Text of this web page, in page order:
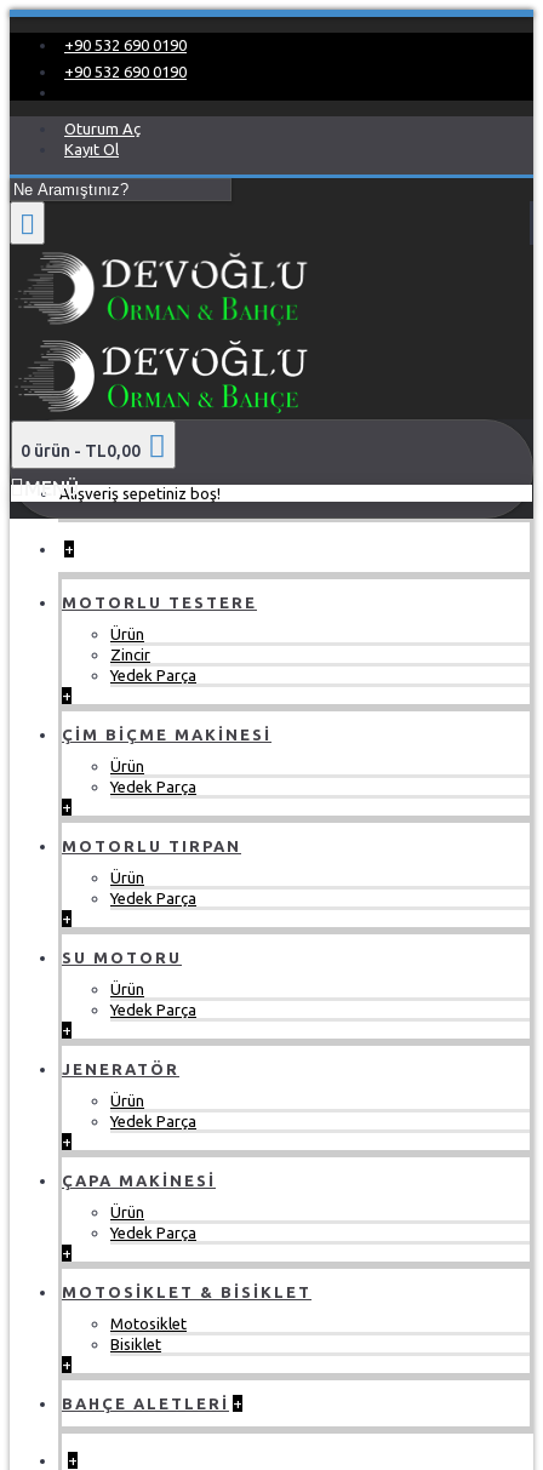
+90 532 690 0190
+90 532 690 0190
Oturum Aç
Kayıt Ol
0 ürün - TL0,00
Alışveriş sepetiniz boş!
MENÜ
+
MOTORLU TESTERE
Ürün
Zincir
Yedek Parça
+
ÇIM BIÇME MAKINESI
Ürün
Yedek Parça
+
MOTORLU TIRPAN
Ürün
Yedek Parça
+
SU MOTORU
Ürün
Yedek Parça
+
JENERATÖR
Ürün
Yedek Parça
+
ÇAPA MAKINESI
Ürün
Yedek Parça
+
MOTOSIKLET & BISIKLET
Motosiklet
Bisiklet
+
BAHÇE ALETLERI +
+